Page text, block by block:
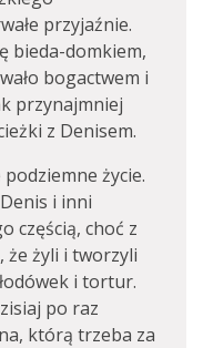
przyjaźnie.
bieda-domkiem,
bogactwem i
przynajmniej
z Denisem.
życie.
i inni
częścią, choć z
że żyli i tworzyli
i tortur.
po raz
którą trzeba za